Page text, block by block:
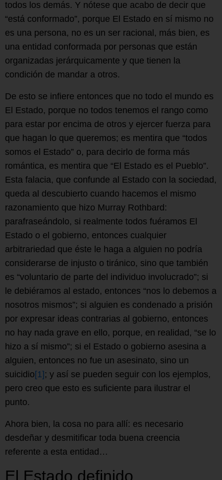
todos los demás. Y nótese que acabo de decir que
“está conformado”, porque El Estado en sí mismo no
es una persona, no es un ser racional, más bien, es
una entidad conformada por personas que están
organizadas jerárquicamente y que tienen la
condición de mandar a otros.
De esto se infiere entonces que no todo el mundo es
El Estado, porque no todos tenemos el rango como
para estar por encima de otros y ejercer fuerza para
que hagan lo que queremos; es mentira que “todos
somos el Estado” o, para decirlo de forma más
romántica, es mentira que “El Estado es el Pueblo”.
Esta falacia, que confunde al Estado con la sociedad,
queda al descubierto cuando hacemos el mismo
razonamiento que hizo Murray Rothbard:
parafraseándolo, si realmente todos fuéramos El
Estado o el gobierno, entonces cualquier
arbitrariedad que éste le haga a alguien no podría
considerarse de injusto o tiránico, sino que también
es “voluntario de parte del individuo involucrado”; si
le debiéramos al estado, entonces “nos lo debemos a
nosotros mismos”; si alguien es condenado a prisión
por expresar ideas contrarias al gobierno, entonces
no hay nada grave en ello, porque, en realidad, “se lo
hizo a sí mismo”; si el Estado o gobierno asesina a
alguien, entonces no fue un asesinato, sino un
suicidio[1]; y así se pueden seguir con los ejemplos,
pero creo que esto es suficiente para ilustrar el
punto.
Ahora bien, la cosa no para allí: es necesario
desdeñar y desmitificar toda buena creencia
referente a esta entidad…
El Estado definido